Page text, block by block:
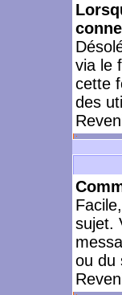
via le
cette
des
sujet.
ou du